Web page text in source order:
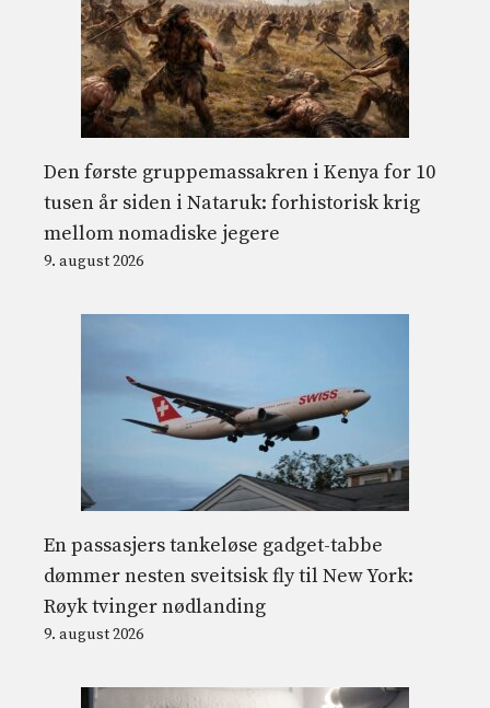
Den første gruppemassakren i Kenya for 10
tusen år siden i Nataruk: forhistorisk krig
mellom nomadiske jegere
9. august 2026
En passasjers tankeløse gadget-tabbe
dømmer nesten sveitsisk fly til New York:
Røyk tvinger nødlanding
9. august 2026